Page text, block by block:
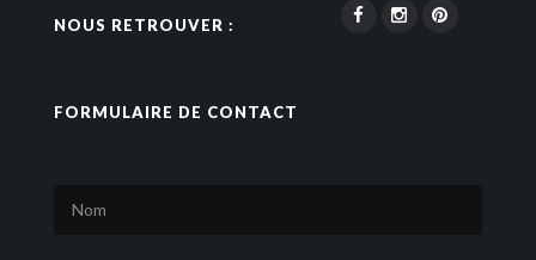
NOUS RETROUVER :
FORMULAIRE DE CONTACT